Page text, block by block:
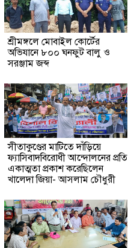
শ্রীমঙ্গলে মোবাইল কোর্টের
অভিযানে ৮০০ ঘনফুট বালু ও
সরঞ্জাম জব্দ
সীতাকুণ্ডের মাটিতে দাঁড়িয়ে
ফ্যাসিবাদবিরোধী আন্দোলনের প্রতি
একাত্মতা প্রকাশ করেছিলেন
খালেদা জিয়া- আসলাম চৌধুরী